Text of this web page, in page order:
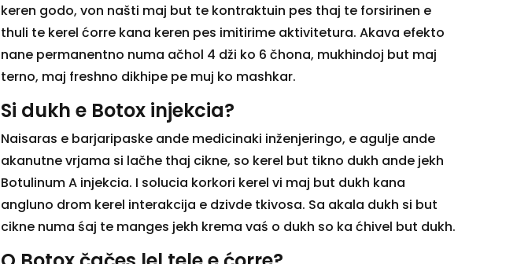
keren godo, von našti maj but te kontraktuin pes thaj te forsirinen e
thuli te kerel ćorre kana keren pes imitirime aktivitetura. Akava efekto
nane permanentno numa ačhol 4 dži ko 6 čhona, mukhindoj but maj
terno, maj freshno dikhipe pe muj ko mashkar.
Si dukh e Botox injekcia?
Naisaras e barjaripaske ande medicinaki inženjeringo, e agulje ande
akanutne vrjama si lačhe thaj cikne, so kerel but tikno dukh ande jekh
Botulinum A injekcia. I solucia korkori kerel vi maj but dukh kana
angluno drom kerel interakcija e dzivde tkivosa. Sa akala dukh si but
cikne numa śaj te manges jekh krema vaś o dukh so ka ćhivel but dukh.